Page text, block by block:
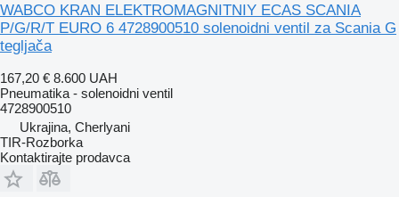
WABCO KRAN ELEKTROMAGNITNIY ECAS SCANIA
P/G/R/T EURO 6 4728900510 solenoidni ventil za Scania G
tegljača
167,20 € 8.600 UAH
Pneumatika - solenoidni ventil
4728900510
Ukrajina, Cherlyani
TIR-Rozborka
Kontaktirajte prodavca